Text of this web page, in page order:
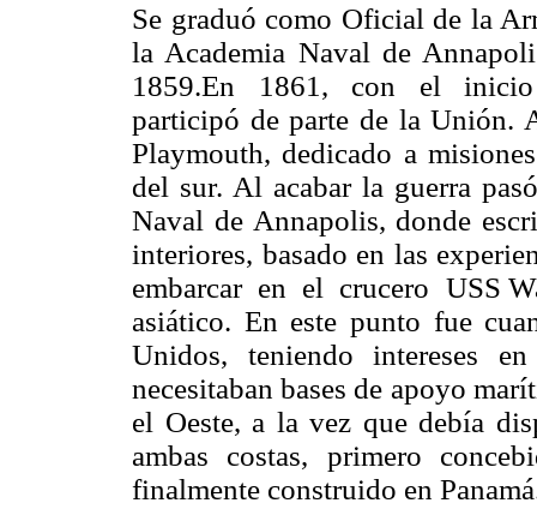
Se graduó como Oficial de la
la Academia Naval de
1859.En 1861, con el
participó de parte de la Unión.
Playmouth, dedicado a
del sur. Al acabar la guerra
Naval de Annapolis, donde
interiores, basado en las
embarcar en el crucero USS
asiático. En este punto fue
Unidos, teniendo intereses
necesitaban bases de apoyo
el Oeste, a la vez que debía
ambas costas, primero
finalmente construido en